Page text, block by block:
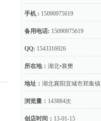
手机 : 15090975619
备用电话: 15090975619
QQ: 1543316926
所在地： 湖北•襄樊
地址： 湖北襄阳宜城市郑集镇
浏览量： 143884次
创店时间： 13-01-15